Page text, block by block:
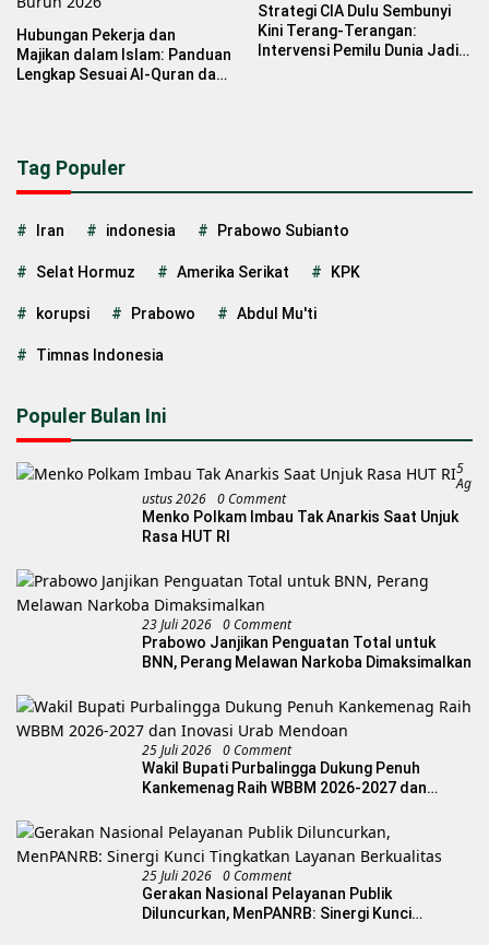
Hubungan Pekerja dan
Majikan dalam Islam: Panduan
Lengkap Sesuai Al-Quran dan
Strategi CIA Dulu Sembunyi
Kini Terang-Terangan:
Intervensi Pemilu Dunia Jadi
Tag Populer
Iran indonesia Prabowo Subianto
Selat Hormuz Amerika Serikat KPK
korupsi Prabowo Abdul Mu'ti
Timnas Indonesia
Populer Bulan Ini
5
Ag
Ustus 2026 0 Comment
Menko Polkam Imbau Tak Anarkis Saat Unjuk
Rasa HUT RI
23 Juli 2026 0 Comment
Prabowo Janjikan Penguatan Total untuk
BNN, Perang Melawan Narkoba Dimaksimalkan
25 Juli 2026 0 Comment
Wakil Bupati Purbalingga Dukung Penuh
Kankemenag Raih WBBM 2026-2027 dan
25 Juli 2026 0 Comment
Gerakan Nasional Pelayanan Publik
Diluncurkan, MenPANRB: Sinergi Kunci